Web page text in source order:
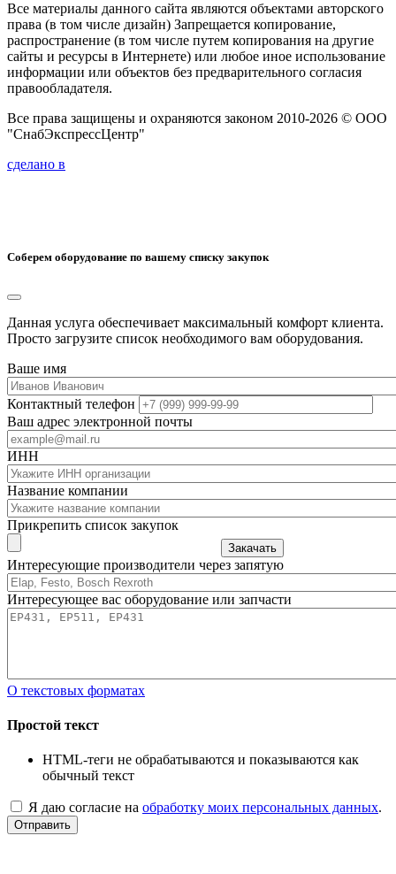
Все материалы данного сайта являются объектами авторского
права (в том числе дизайн) Запрещается копирование,
распространение (в том числе путем копирования на другие
сайты и ресурсы в Интернете) или любое иное использование
информации или объектов без предварительного согласия
правообладателя.
Все права защищены и охраняются законом 2010-2026 © ООО
"СнабЭкспрессЦентр"
сделано в
Соберем оборудование по вашему списку закупок
Данная услуга обеспечивает максимальный комфорт клиента.
Просто загрузите список необходимого вам оборудования.
Ваше имя
Контактный телефон
Ваш адрес электронной почты
ИНН
Название компании
Прикрепить список закупок
Закачать
Интересующие производители через запятую
Интересующее вас оборудование или запчасти
О текстовых форматах
Простой текст
HTML-теги не обрабатываются и показываются как
обычный текст
Я даю согласие на обработку моих персональных данных.
Отправить